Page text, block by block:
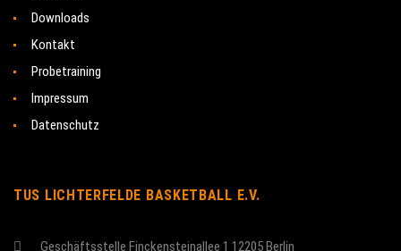
Downloads
Kontakt
Probetraining
Impressum
Datenschutz
TUS LICHTERFELDE BASKETBALL E.V.
Geschäftsstelle Finckensteinallee 1 12205 Berlin